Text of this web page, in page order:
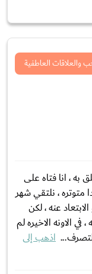
والعلاقات العاطفية
به ، انا فتاه على
، نلتقي شهر
عنه ، لكن
الاونه الاخيره لم
اذهب إلى